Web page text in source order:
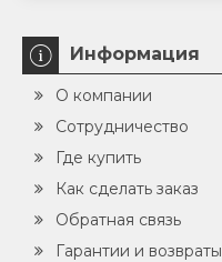
Информация
О компании
Сотрудничество
Где купить
Как сделать заказ
Обратная связь
Гарантии и возвраты